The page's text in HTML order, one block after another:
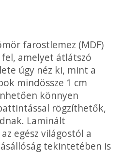
farostlemez (MDF)
amelyet átlátszó
úgy néz ki, mint a
mindössze 1 cm
könnyen
rögzíthetők,
Lami­nált
egész világostól a
tekintetében is